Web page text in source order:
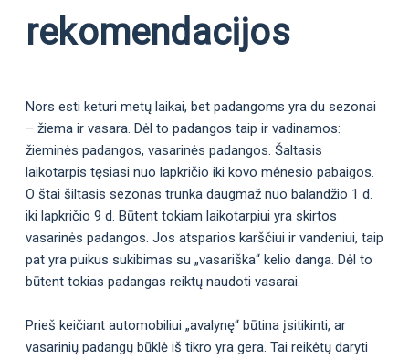
rekomendacijos
Nors esti keturi metų laikai, bet padangoms yra du sezonai
– žiema ir vasara. Dėl to padangos taip ir vadinamos:
žieminės padangos, vasarinės padangos. Šaltasis
laikotarpis tęsiasi nuo lapkričio iki kovo mėnesio pabaigos.
O štai šiltasis sezonas trunka daugmaž nuo balandžio 1 d.
iki lapkričio 9 d. Būtent tokiam laikotarpiui yra skirtos
vasarinės padangos. Jos atsparios karščiui ir vandeniui, taip
pat yra puikus sukibimas su „vasariška“ kelio danga. Dėl to
būtent tokias padangas reiktų naudoti vasarai.
Prieš keičiant automobiliui „avalynę“ būtina įsitikinti, ar
vasarinių padangų būklė iš tikro yra gera. Tai reikėtų daryti